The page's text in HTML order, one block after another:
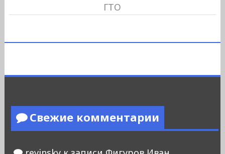
ГТО
Свежие комментарии